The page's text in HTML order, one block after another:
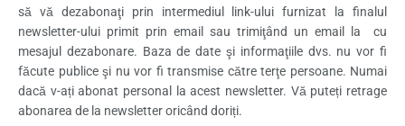
să vă dezabonaţi prin intermediul link-ului furnizat la finalul
newsletter-ului primit prin email sau trimiţând un email la cu
mesajul dezabonare. Baza de date şi informaţiile dvs. nu vor fi
făcute publice şi nu vor fi transmise către terţe persoane. Numai
dacă v-ați abonat personal la acest newsletter. Vă puteți retrage
abonarea de la newsletter oricând doriți.